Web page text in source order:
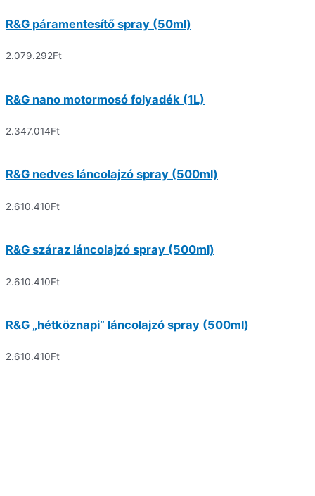
R&G páramentesítő spray (50ml)
2.079.292Ft
R&G nano motormosó folyadék (1L)
2.347.014Ft
R&G nedves láncolajzó spray (500ml)
2.610.410Ft
R&G száraz láncolajzó spray (500ml)
2.610.410Ft
R&G „hétköznapi” láncolajzó spray (500ml)
2.610.410Ft